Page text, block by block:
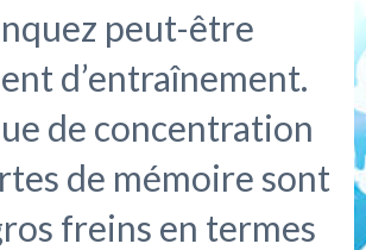
peut-être
d’entraînement.
de concentration
de mémoire sont
freins en termes